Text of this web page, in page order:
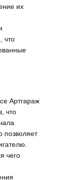
их
что
Артгараж
что
позволяет
чего